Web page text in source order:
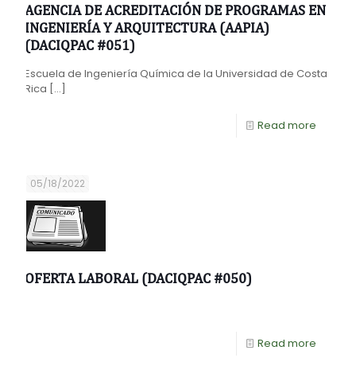
AGENCIA DE ACREDITACIÓN DE PROGRAMAS EN
INGENIERÍA Y ARQUITECTURA (AAPIA)
(DACIQPAC #051)
Escuela de Ingeniería Química de la Universidad de Costa
Rica […]
Read more
05/18/2022
OFERTA LABORAL (DACIQPAC #050)
Read more